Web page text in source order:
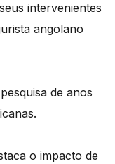
intervenientes
angolano
de anos
o impacto de